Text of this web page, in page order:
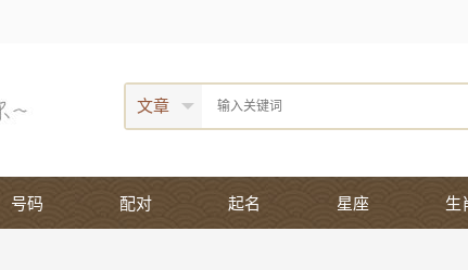
文章
号码 配对 起名 星座 生